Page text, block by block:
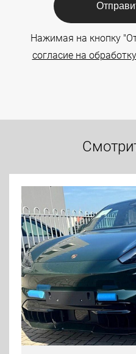
Нажимая на кнопку
согласие на